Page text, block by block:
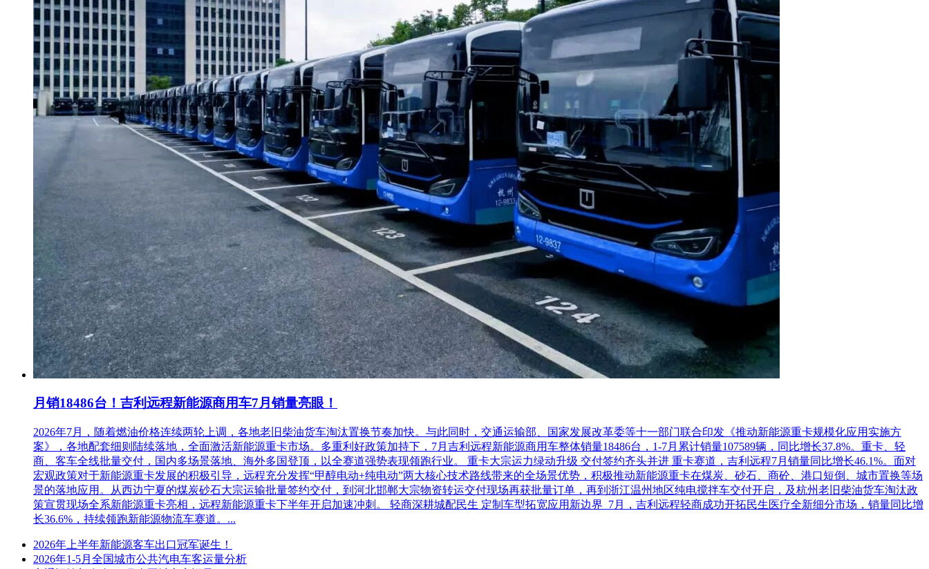
月销18486台！吉利远程新能源商用车7月销量亮眼！
2026年7月，随着燃油价格连续两轮上调，各地老旧柴油货车淘汰置换节奏加快。与此同时，交通运输部、国家发展改革委等十一部门联合印发《推动新能源重卡规模化应用实施方
案》，各地配套细则陆续落地，全面激活新能源重卡市场。多重利好政策加持下，7月吉利远程新能源商用车整体销量18486台，1-7月累计销量107589辆，同比增长37.8%。重卡、轻
商、客车全线批量交付，国内多场景落地、海外多国登顶，以全赛道强势表现领跑行业。 重卡大宗运力绿动升级 交付签约齐头并进 重卡赛道，吉利远程7月销量同比增长46.1%。面对
宏观政策对于新能源重卡发展的积极引导，远程充分发挥“甲醇电动+纯电动”两大核心技术路线带来的全场景优势，积极推动新能源重卡在煤炭、砂石、商砼、港口短倒、城市置换等场
景的落地应用。从西边宁夏的煤炭砂石大宗运输批量签约交付，到河北邯郸大宗物资转运交付现场再获批量订单，再到浙江温州地区纯电搅拌车交付开启，及杭州老旧柴油货车淘汰政
策宣贯现场全系新能源重卡亮相，远程新能源重卡下半年开启加速冲刺。 轻商深耕城配民生 定制车型拓宽应用新边界 7月，吉利远程轻商成功开拓民生医疗全新细分市场，销量同比增
长36.6%，持续领跑新能源物流车赛道。...
2026年上半年新能源客车出口冠军诞生！
2026年1-5月全国城市公共汽电车客运量分析